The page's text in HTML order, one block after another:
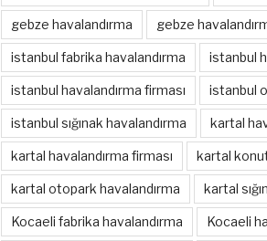
gebze havalandırma gebze
istanbul fabrika havalandırma istanbul
istanbul havalandırma firması istanbul
istanbul sığınak havalandırma kartal
kartal havalandırma firması kartal
kartal otopark havalandırma kartal
Kocaeli fabrika havalandırma Kocaeli